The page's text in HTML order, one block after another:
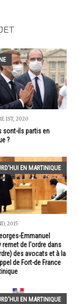
1ST, 2020
sont-ils partis en
?
EN MARTINIQUE
2015
Emmanuel
remet de l'ordre dans
des avocats et à la
de Fort-de France
EN MARTINIQUE